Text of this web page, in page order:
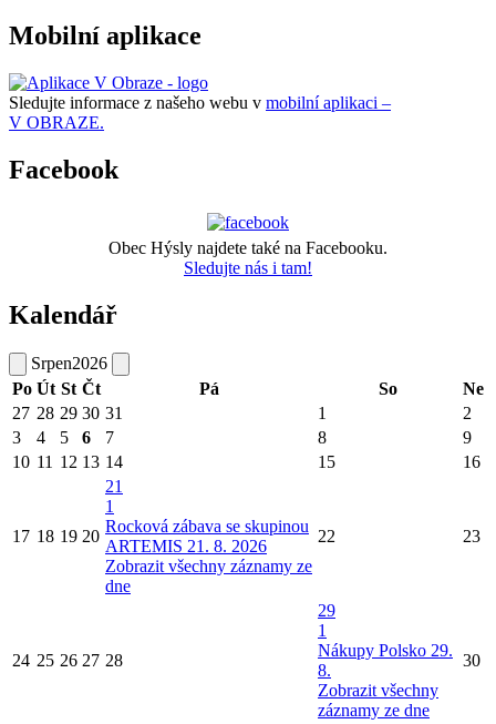
Mobilní aplikace
Sledujte informace z našeho webu v mobilní aplikaci –
V OBRAZE.
Facebook
Obec Hýsly najdete také na Facebooku.
Sledujte nás i tam!
Kalendář
Srpen2026
Po Út St Čt Pá So
Ne
27 28 29 30 31 1
2
3
4 5 6 7 8
9
10 11 12 13 14 15 16
17 18 19 20
21
1
Rocková zábava se skupinou
ARTEMIS 21. 8. 2026
Zobrazit všechny záznamy ze
dne
22 23
24 25 26 27 28
29
1
Nákupy Polsko 29.
8.
Zobrazit všechny
záznamy ze dne
30